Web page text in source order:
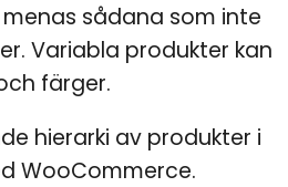
sådana som inte
Variabla produkter kan
färger.
hierarki av produkter i
WooCommerce.